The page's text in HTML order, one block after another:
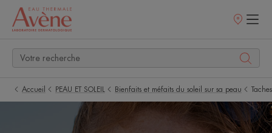
Points
Accueil PEAU ET SOLEIL Bienfaits et méfaits du soleil sur sa peau